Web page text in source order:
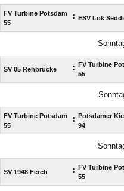
FV Turbine Potsdam
55
: ESV Lok
SV 05 Rehbrücke : FV Turbine
55
FV Turbine Potsdam
55
: Potsdamer
94
SV 1948 Ferch : FV Turbine
55